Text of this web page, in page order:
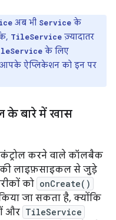
अब भी Service के
TileService ज़्यादातर
के लिए
ऐप्लिकेशन को इन पर
के बारे में खास
करने वाले कॉलबैक
की लाइफ़साइकल से जुड़े
को onCreate()
जा सकता है, क्योंकि
और TileService